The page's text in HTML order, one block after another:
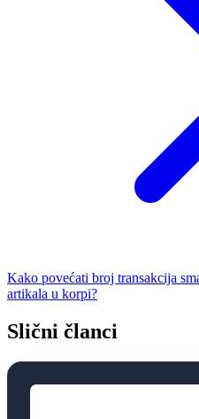
Kako povećati broj transakcija
artikala u korpi?
Slični članci